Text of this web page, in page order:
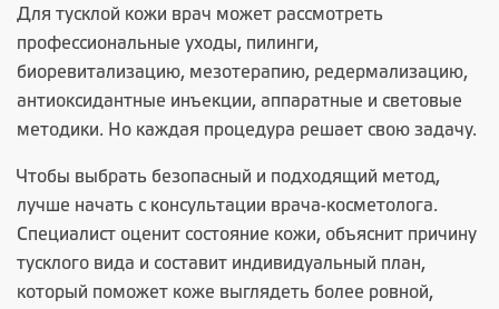
Для тусклой кожи врач может рассмотреть
профессиональные уходы, пилинги,
биоревитализацию, мезотерапию, редермализацию,
антиоксидантные инъекции, аппаратные и световые
методики. Но каждая процедура решает свою задачу.
Чтобы выбрать безопасный и подходящий метод,
лучше начать с консультации врача-косметолога.
Специалист оценит состояние кожи, объяснит причину
тусклого вида и составит индивидуальный план,
который поможет коже выглядеть более ровной,